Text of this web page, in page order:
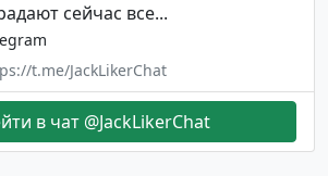
сейчас все...
t.me/JackLikerChat
в чат @JackLikerChat